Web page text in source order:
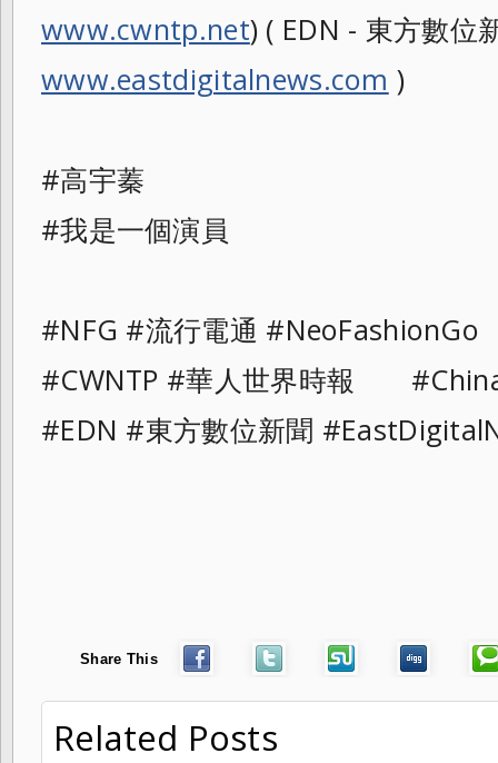
www.cwntp.net) ( EDN - 東方數位
www.eastdigitalnews.com )
#高宇蓁
#我是一個演員
#NFG #流行電通 #NeoFashionGo
#CWNTP #華人世界時報
#EDN #東方數位新聞
Share This
Related Posts